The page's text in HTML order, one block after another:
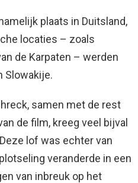
plaats in Duitsland,
locaties – zoals
de Karpaten – werden
Slowakije.
samen met de rest
de film, kreeg veel bijval
lof was echter van
veranderde in een
van inbreuk op het